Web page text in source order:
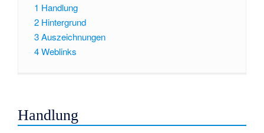
1 Handlung
2 Hintergrund
3Auszeichnungen
4Weblinks
Handlung